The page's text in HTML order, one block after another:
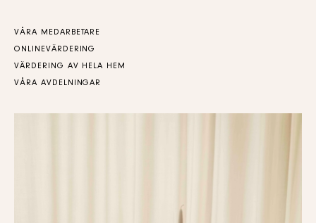
VÅRA MEDARBETARE
ONLINEVÄRDERING
VÄRDERING AV HELA HEM
VÅRA AVDELNINGAR